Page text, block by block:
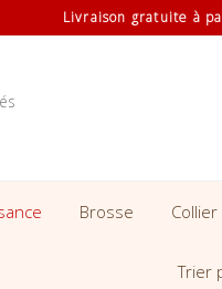
Livraison gratuite à
Brosse
Trier